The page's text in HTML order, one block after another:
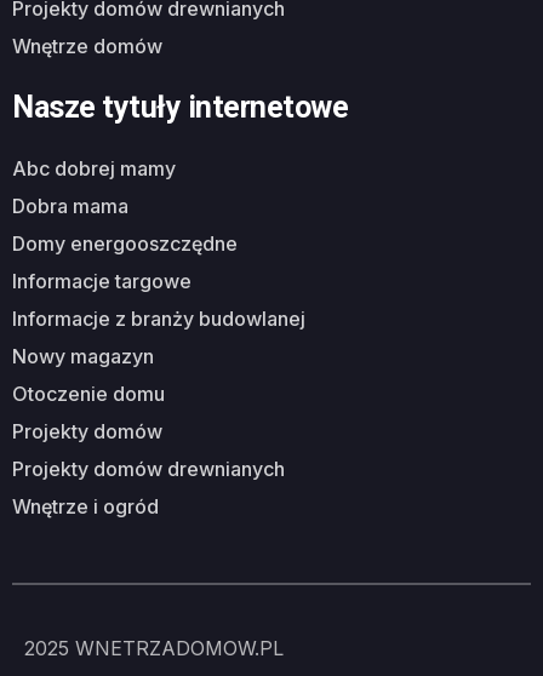
projekty domów drewnianych
wnętrze domów
Nasze tytuły internetowe
abc dobrej mamy
dobra mama
domy energooszczędne
informacje targowe
informacje z branży budowlanej
nowy magazyn
otoczenie domu
projekty domów
projekty domów drewnianych
wnętrze i ogród
2025 WNETRZADOMOW.PL